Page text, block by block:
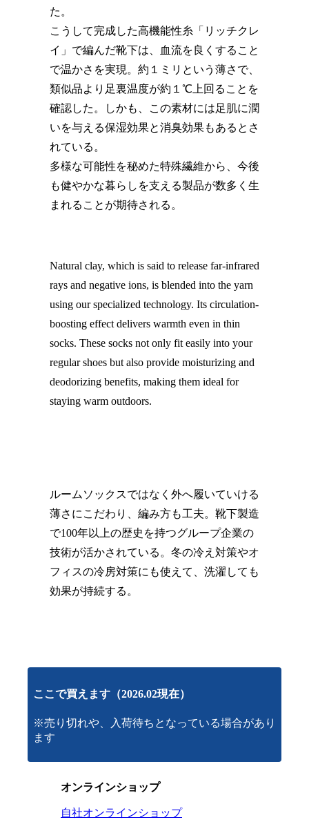
た。
こうして完成した高機能性糸「リッチクレ
イ」で編んだ靴下は、血流を良くすること
で温かさを実現。約１ミリという薄さで、
類似品より足裏温度が約１℃上回ることを
確認した。しかも、この素材には足肌に潤
いを与える保湿効果と消臭効果もあるとさ
れている。
多様な可能性を秘めた特殊繊維から、今後
も健やかな暮らしを支える製品が数多く生
まれることが期待される。
Natural clay, which is said to release far-infrared
rays and negative ions, is blended into the yarn
using our specialized technology. Its circulation-
boosting effect delivers warmth even in thin
socks. These socks not only fit easily into your
regular shoes but also provide moisturizing and
deodorizing benefits, making them ideal for
staying warm outdoors.
ルームソックスではなく外へ履いていける
薄さにこだわり、編み方も工夫。靴下製造
で100年以上の歴史を持つグループ企業の
技術が活かされている。冬の冷え対策やオ
フィスの冷房対策にも使えて、洗濯しても
効果が持続する。
ここで買えます（2026.02現在）
※売り切れや、入荷待ちとなっている場合があり
ます
オンラインショップ
自社オンラインショップ